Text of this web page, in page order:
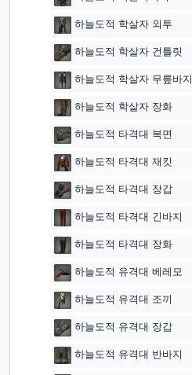
하늘도적 학살자 외투
하늘도적 학살자 건틀릿
하늘도적 학살자 무릎바지
하늘도적 학살자 장화
하늘도적 타격대 복면
하늘도적 타격대 재킷
하늘도적 타격대 장갑
하늘도적 타격대 긴바지
하늘도적 타격대 장화
하늘도적 유격대 베레모
하늘도적 유격대 조끼
하늘도적 유격대 장갑
하늘도적 유격대 반바지